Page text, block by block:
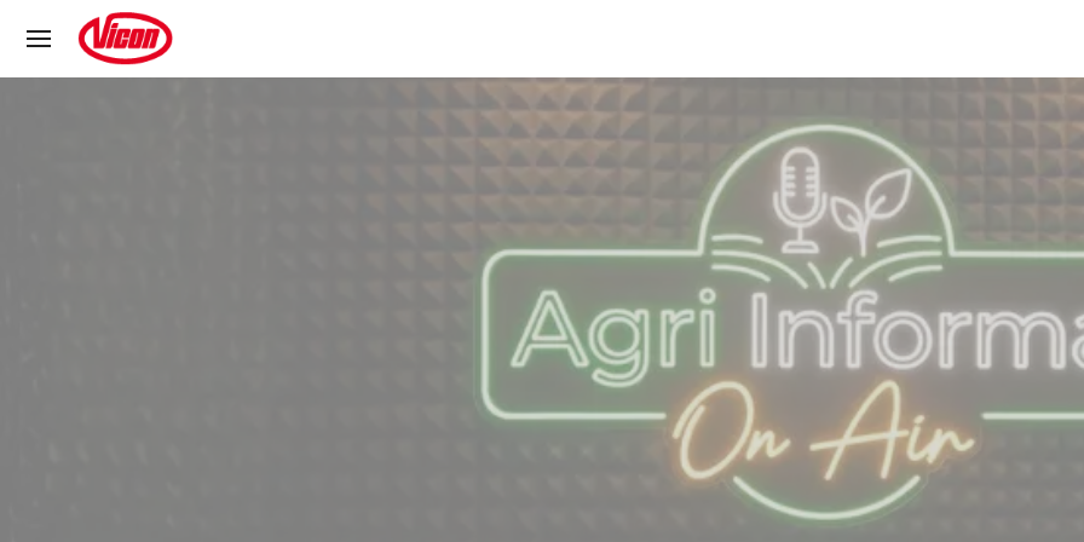
Pannello di gestione dei cookies